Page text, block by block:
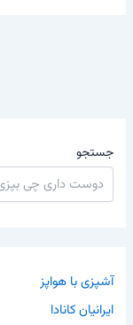
جستجو
آشپزی با هواپز
ایرانیان کانادا